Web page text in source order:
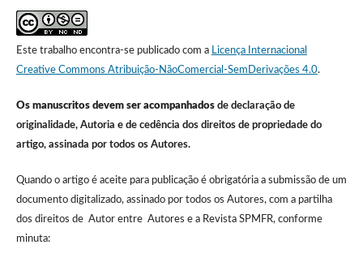
Este trabalho encontra-se publicado com a Licença Internacional
Creative Commons Atribuição-NãoComercial-SemDerivações 4.0.
Os manuscritos devem ser acompanhadosde declaração de
originalidade, Autoria e de cedência dos direitos de propriedade do
artigo, assinada por todos os Autores.
Quando o artigo é aceite para publicação é obrigatória a submissão de um
documento digitalizado, assinado por todos os Autores, com a partilha
dos direitos de Autor entre Autores e a Revista SPMFR, conforme
minuta: